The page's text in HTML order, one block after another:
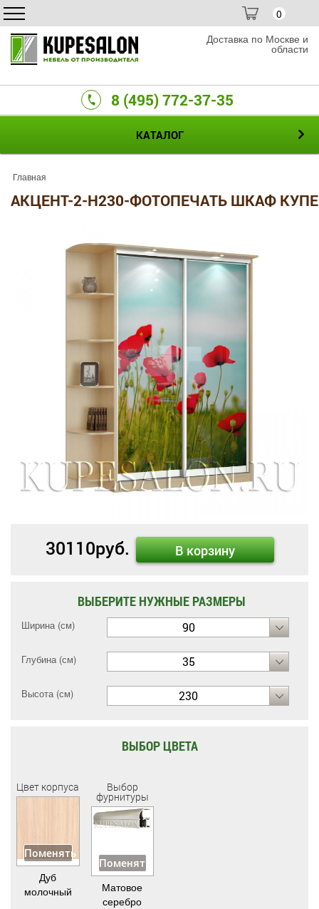
0
Доставка по Москве и
области
8 (495) 772-37-35
КАТАЛОГ
Главная
АКЦЕНТ-2-H230-ФОТОПЕЧАТЬ ШКАФ КУПЕ
30110руб. В корзину
ВЫБЕРИТЕ НУЖНЫЕ РАЗМЕРЫ
Ширина (см) 90
Глубина (см) 35
Высота (см) 230
ВЫБОР ЦВЕТА
Цвет корпуса
Поменять
Дуб
молочный
Выбор
фурнитуры
Поменять
Матовое
серебро